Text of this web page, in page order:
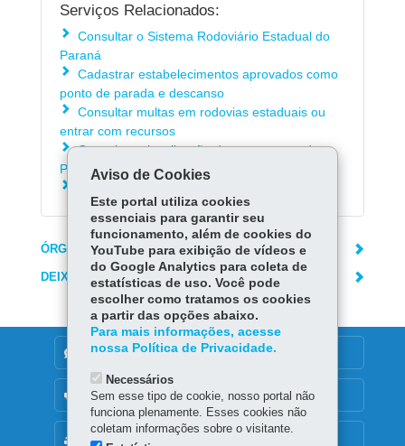
Serviços Relacionados:
Consultar o Sistema Rodoviário Estadual do
Paraná
Cadastrar estabelecimentos aprovados como
ponto de parada e descanso
Consultar multas em rodovias estaduais ou
entrar com recursos
Consultar a localização dos aeroportos do
Paraná
ÓRGÃO RESPONSÁVEL
DEIXE SUA OPINIÃO
DENUNCIE CORRUPÇÃO
OUVIDORIA
Aviso de Cookies
Este portal utiliza cookies
essenciais para garantir seu
funcionamento, além de cookies do
YouTube para exibição de vídeos e
do Google Analytics para coleta de
estatísticas de uso. Você pode
escolher como tratamos os cookies
a partir das opções abaixo.
Para mais informações, acesse
nossa Política de Privacidade.
Necessários
Sem esse tipo de cookie, nosso portal não
funciona plenamente. Esses cookies não
coletam informações sobre o visitante.